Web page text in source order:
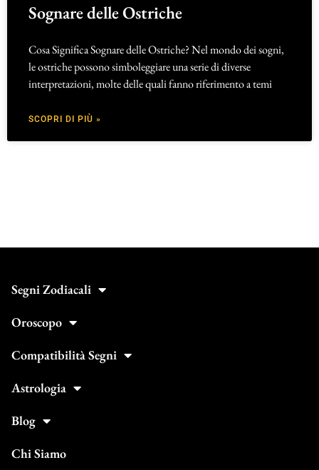
Sognare delle Ostriche
Cosa Significa Sognare delle Ostriche? Nel mondo dei sogni,
le ostriche possono simboleggiare una serie di diverse
interpretazioni, molte delle quali fanno riferimento a temi
SCOPRI DI PIÙ »
Segni Zodiacali
Oroscopo
Compatibilità Segni
Astrologia
Blog
Chi Siamo